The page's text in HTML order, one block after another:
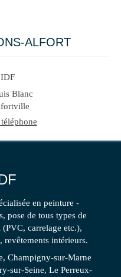
ALFORT
Blanc
en peinture -
pose de tous types de
(PVC, carrelage etc.),
revêtements intérieurs.
Champigny-sur-Marne
sur-Seine, Le Perreux-